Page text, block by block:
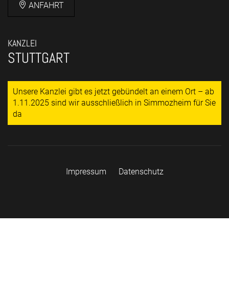
ANFAHRT
KANZLEI
STUTTGART
Unsere Kanzlei gibt es jetzt gebündelt an einem Ort – ab
1.11.2025 sind wir ausschließlich in Simmozheim für Sie
da
Impressum Datenschutz